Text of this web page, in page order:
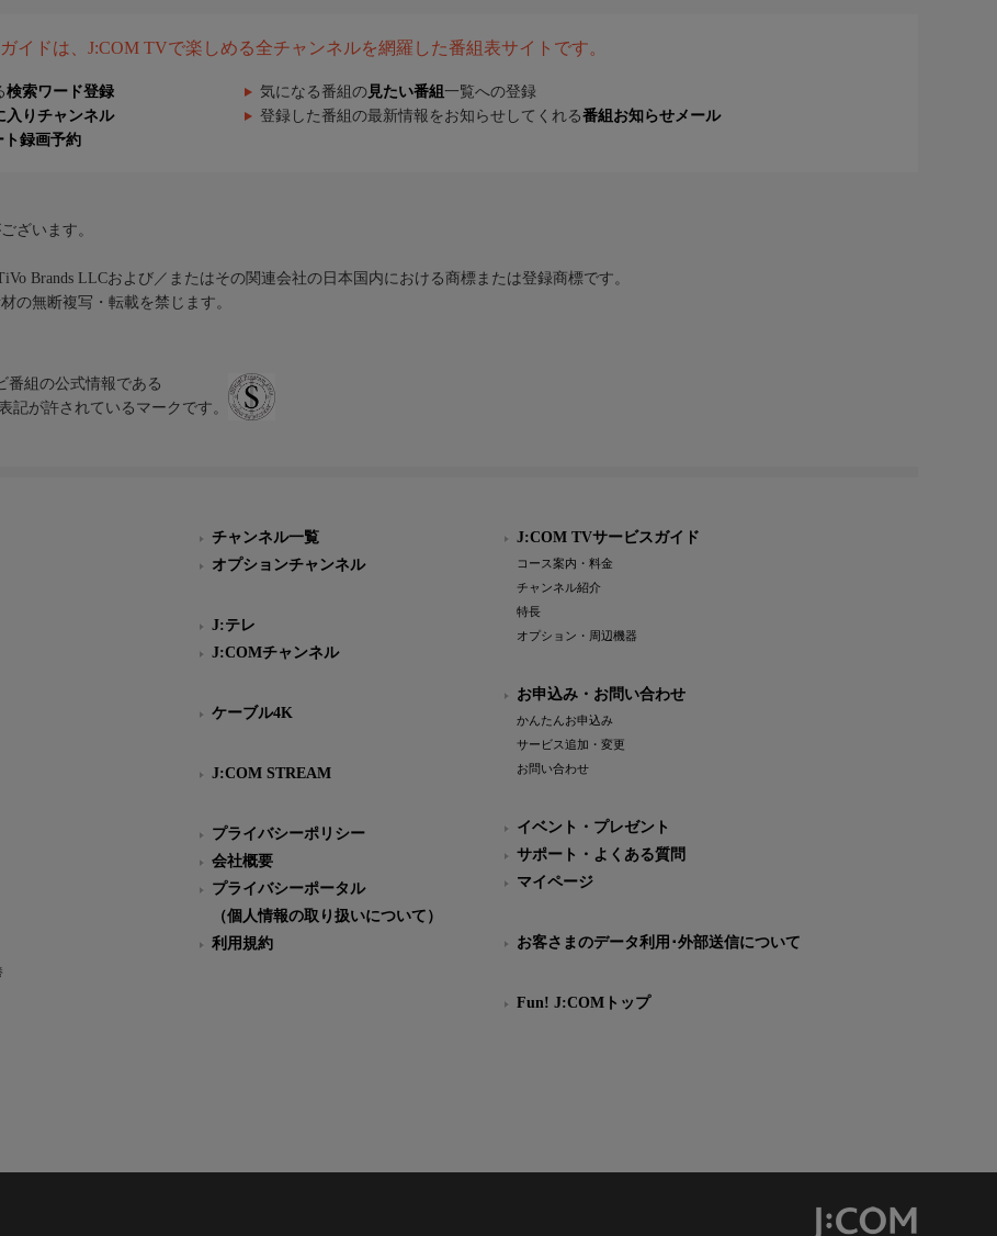
イドは、J:COM TVで楽しめる全チャンネルを網羅した番組表サイトです。
検索ワード登録 気になる番組の 見たい番組 一覧への登録
入りチャンネル 登録した番組の最新情報をお知らせしてくれる番組お知らせメール
ト録画予約
ざいます。
Brands LLCおよび／またはその関連会社の日本国内における商標または登録商標です。
の無断複写・転載を禁じます。
番組の公式情報である
記が許されているマークです。
チャンネル一覧
オプションチャンネル
J:テレ
J:COMチャンネル
ケーブル4K
J:COM STREAM
プライバシーポリシー
会社概要
プライバシーポータル
（個人情報の取り扱いについて）
利用規約
J:COM TVサービスガイド
コース案内・料金
チャンネル紹介
特長
オプション・周辺機器
お申込み・お問い合わせ
かんたんお申込み
サービス追加・変更
お問い合わせ
イベント・プレゼント
サポート・よくある質問
マイページ
お客さまのデータ利用･外部送信について
Fun! J:COMトップ